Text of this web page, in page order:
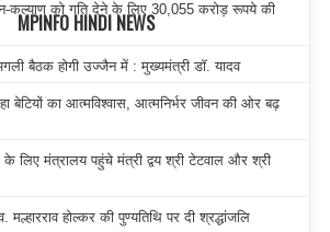
MPINFO HINDI NEWS
को गति देने के लिए 30,055 करोड़ रूपये की
बैठक होगी उज्जैन में : मुख्यमंत्री डॉ. यादव
बेटियों का आत्मविश्वास, आत्मनिर्भर जीवन की ओर बढ़
लिए मंत्रालय पहुंचे मंत्री द्वय श्री टेटवाल और श्री
होल्कर की पुण्यतिथि पर दी श्रद्धांजलि